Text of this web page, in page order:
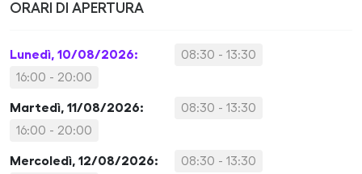
ORARI DI APERTURA
Lunedì, 10/08/2026:
08:30 - 13:30
16:00 - 20:00
Martedì, 11/08/2026:
08:30 - 13:30
16:00 - 20:00
Mercoledì, 12/08/2026:
08:30 - 13:30